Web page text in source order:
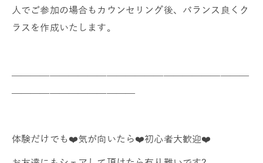
人でご参加の場合もカウンセリング後、バランス良くク
ラスを作成いたします。
—————————————————————————
—————————————
体験だけでも❤️気が向いたら❤️初心者大歓迎❤️